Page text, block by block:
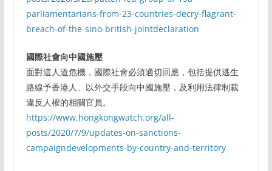
parliamentarians-from-23-countries-decry-flagrant-
breach-of-the-sino-british-jointdeclaration
國際社會向中國施壓
⾯對這⼈道危機，國際社會必須適切回應，包括提供逃⽣
路線予⾹港⼈、以外交⼿段向中國施壓，及利⽤法律制裁
違反⼈權的相關官員。
https://www.hongkongwatch.org/all-
posts/2020/7/9/updates-on-sanctions-
campaigndevelopments-by-country-and-territory